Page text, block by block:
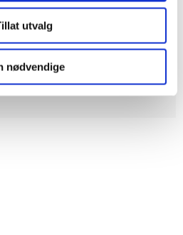
utvalg
nødvendige
Hent